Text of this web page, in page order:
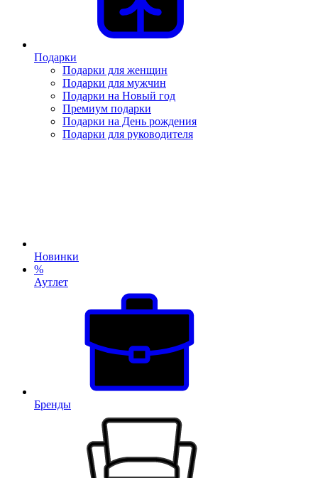
Подарки
Подарки для женщин
Подарки для мужчин
Подарки на Новый год
Премиум подарки
Подарки на День рождения
Подарки для руководителя
Новинки
%
Аутлет
Бренды